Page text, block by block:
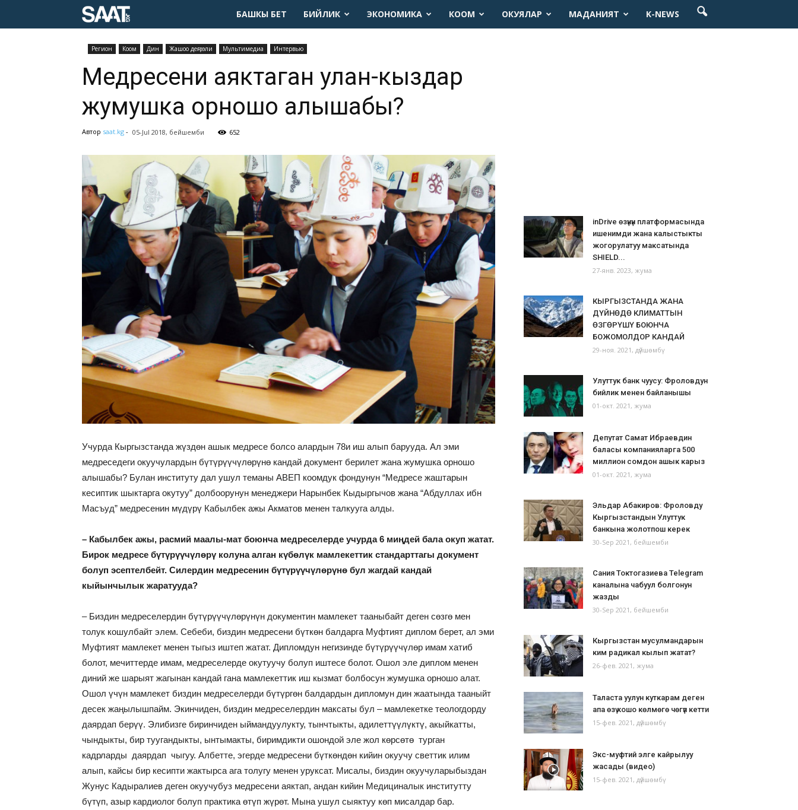
БАШКЫ БЕТ БИЙЛИК ЭКОНОМИКА КООМ ОКУЯЛАР МАДАНИЯТ K-NEWS
Pегион Коом Дин Жашоо деңгээли Мультимедиа Интервью
Медресени аяктаган улан-кыздар
жумушка орношо алышабы?
Автор saat.kg - 05-Jul 2018, бейшемби 652
Учурда Кыргызстанда жүздөн ашык медресе болсо алардын 78и иш алып барууда. Ал эми
медреседеги окуучулардын бүтүрүүчүлөрүнө кандай документ берилет жана жумушка орношо
алышабы? Булан институту дал ушул теманы АВЕП коомдук фондунун “Медресе жаштарын
кесиптик шыктарга окутуу” долбоорунун менеджери Нарынбек Кыдыргычов жана “Абдуллах ибн
Масъуд” медресенин мүдүрү Кабылбек ажы Акматов менен талкууга алды.
– Кабылбек ажы, расмий маалы-мат боюнча медреселерде учурда 6 миңдей бала окуп жатат.
Бирок медресе бүтүрүүчүлөрү колуна алган күбөлүк мамлекеттик стандарттагы документ
болуп эсептелбейт. Силердин медресенин бүтүрүүчүлөрүнө бул жагдай кандай
кыйынчылык жаратууда?
– Биздин медреселердин бүтүрүүчүлөрүнүн документин мамлекет тааныбайт деген сөзгө мен
толук кошулбайт элем. Себеби, биздин медресени бүткөн балдарга Муфтият диплом берет, ал эми
Муфтият мамлекет менен тыгыз иштеп жатат. Дипломдун негизинде бүтүрүүчүлөр имам хатиб
болот, мечиттерде имам, медреселерде окутуучу болуп иштесе болот. Ошол эле диплом менен
диний же шарыят жагынан кандай гана мамлекеттик иш кызмат болбосун жумушка орношо алат.
Ошол үчүн мамлекет биздин медреселерди бүтүргөн балдардын дипломун дин жаатында тааныйт
десек жаңылышпайм. Экинчиден, биздин медреселердин максаты бул – мамлекетке теологдорду
даярдап берүү. Элибизге биринчиден ыймандуулукту, тынчтыкты, адилеттүүлүктү, акыйкатты,
чындыкты, бир туугандыкты, ынтымакты, биримдикти ошондой эле жол көрсөтө турган
кадрларды даярдап чыгуу. Албетте, эгерде медресени бүткөндөн кийин окуучу светтик илим
алып, кайсы бир кесипти жактырса ага толугу менен уруксат. Мисалы, биздин окуучуларыбыздан
Жунус Кадыралиев деген окуучубуз медресени аяктап, андан кийин Медициналык институтту
бүтүп, азыр кардиолог болуп практика өтүп жүрөт. Мына ушул сыяктуу көп мисалдар бар.
inDrive өзүнүн платформасында
ишенимди жана калыстыкты
жогорулатуу максатында
SHIELD...
27-янв. 2023, жума
КЫРГЫЗСТАНДА ЖАНА
ДҮЙНӨДӨ КЛИМАТТЫН
ӨЗГӨРҮШҮ БОЮНЧА
БОЖОМОЛДОР КАНДАЙ
29-ноя. 2021, дүйшөмбү
Улуттук банк чуусу: Фроловдун
бийлик менен байланышы
01-окт. 2021, жума
Депутат Самат Ибраевдин
баласы компанияларга 500
миллион сомдон ашык карыз
01-окт. 2021, жума
Эльдар Абакиров: Фроловду
Кыргызстандын Улуттук
банкына жолотпош керек
30-Sep 2021, бейшемби
Сания Токтогазиева Telegram
каналына чабуул болгонун
жазды
30-Sep 2021, бейшемби
Кыргызстан мусулмандарын
ким радикал кылып жатат?
26-фев. 2021, жума
Таласта уулун куткарам деген
апа өзү кошо көлмөгө чөгүп кетти
15-фев. 2021, дүйшөмбү
Экс-муфтий элге кайрылуу
жасады (видео)
15-фев. 2021, дүйшөмбү